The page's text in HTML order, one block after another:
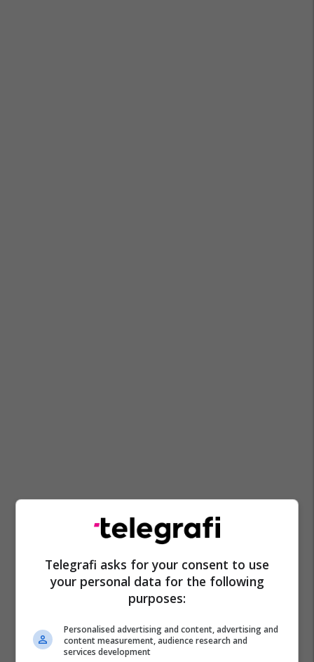
Bernard Berisha Terek Grozny Anzhi Makhachkala
Telegrafi asks for your consent to use
your personal data for the following
purposes:
Personalised advertising and content, advertising and
content measurement, audience research and
services development